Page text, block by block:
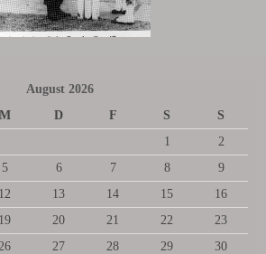
August 2026
M D F S
S
1
2
5 6 7 8
9
12 13 14 15
16
19 20 21 22
23
27 28 29
30